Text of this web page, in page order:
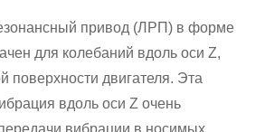
привод (ЛРП) в форме
для колебаний вдоль оси Z,
поверхности двигателя. Эта
вдоль оси Z очень